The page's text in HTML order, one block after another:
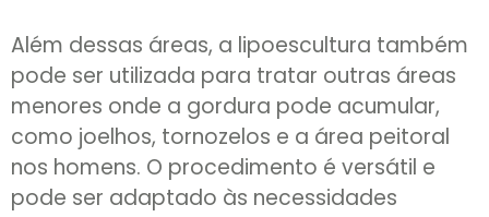
Além dessas áreas, a lipoescultura também
pode ser utilizada para tratar outras áreas
menores onde a gordura pode acumular,
como joelhos, tornozelos e a área peitoral
nos homens. O procedimento é versátil e
pode ser adaptado às necessidades